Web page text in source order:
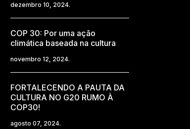
dezembro 10, 2024.
COP 30: Por uma ação
climática baseada na cultura
novembro 12, 2024.
FORTALECENDO A PAUTA DA
CULTURA NO G20 RUMO À
COP30!
agosto 07, 2024.